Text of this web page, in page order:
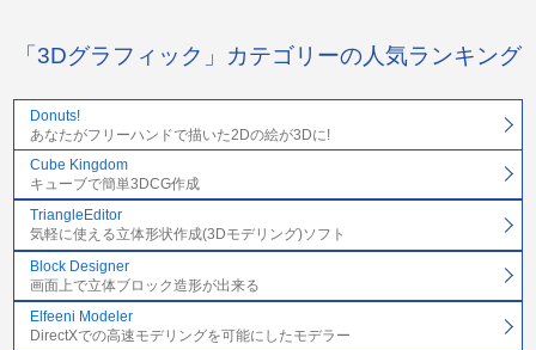
「3Dグラフィック」カテゴリーの人気ランキング
Donuts!
あなたがフリーハンドで描いた2Dの絵が3Dに!
Cube Kingdom
キューブで簡単3DCG作成
TriangleEditor
気軽に使える立体形状作成(3Dモデリング)ソフト
Block Designer
画面上で立体ブロック造形が出来る
Elfeeni Modeler
DirectXでの高速モデリングを可能にしたモデラー